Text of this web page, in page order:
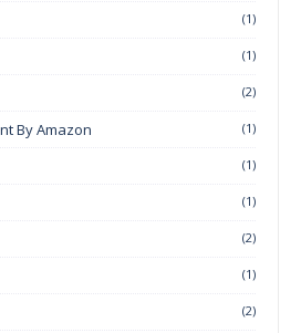
(1)
(1)
(2)
By Amazon (1)
(1)
(1)
(2)
(1)
(2)